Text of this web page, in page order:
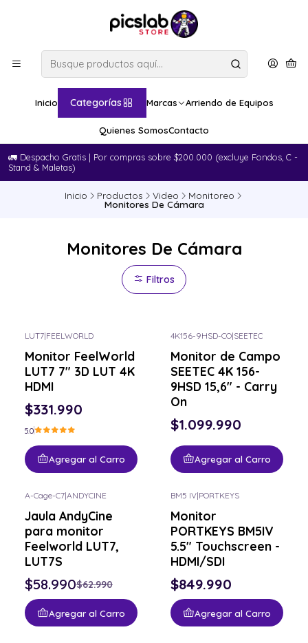
Inicio Categorías Marcas Arriendo de Equipos
Quienes SomosContacto
🚛​ Despacho Gratis | Por compras sobre $200.000 (excluye Fondos, C -
Stand & Maletas)
Inicio Productos Video Monitoreo
Monitores De Cámara
Monitores De Cámara
Filtros
LUT7|FEELWORLD
Monitor FeelWorld
LUT7 7" 3D LUT 4K
HDMI
$331.990
5.0
Agregar al Carro
4K156-9HSD-CO|SEETEC
Monitor de Campo
SEETEC 4K 156-
9HSD 15,6" - Carry
On
$1.099.990
Agregar al Carro
A-Cage-C7|ANDYCINE
Jaula AndyCine
para monitor
Feelworld LUT7,
LUT7S
$58.990$62.990
Agregar al Carro
BM5 IV|PORTKEYS
Monitor
PORTKEYS BM5IV
5.5" Touchscreen -
HDMI/SDI
$849.990
Agregar al Carro